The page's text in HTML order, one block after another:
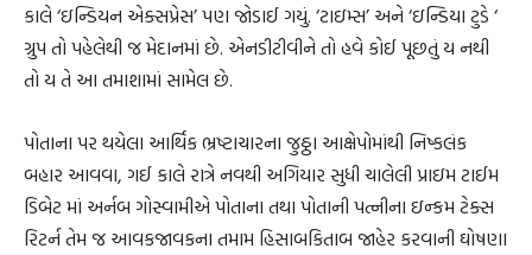
કાલે ‘ઇન્ડિયન એક્સપ્રેસ’ પણ જોડાઈ ગયું. ‘ટાઇમ્સ’ અને ‘ઇન્ડિયા ટુડે ‘
ગ્રુપ તો પહેલેથી જ મેદાનમાં છે. એનડીટીવીને તો હવે કોઈ પૂછતું ય નથી
તો ય તે આ તમાશામાં સામેલ છે.
પોતાના પર થયેલા આર્થિક ભ્રષ્ટાચારના જુઠ્ઠા આક્ષેપોમાંથી નિષ્કલંક
બહાર આવવા, ગઈ કાલે રાત્રે નવથી અગિયાર સુધી ચાલેલી પ્રાઇમ ટાઈમ
ડિબેટ માં અર્નબ ગોસ્વામીએ પોતાના તથા પોતાની પત્નીના ઇન્કમ ટેક્સ
રિટર્ન તેમ જ આવકજાવકના તમામ હિસાબકિતાબ જાહેર કરવાની ઘોષણા